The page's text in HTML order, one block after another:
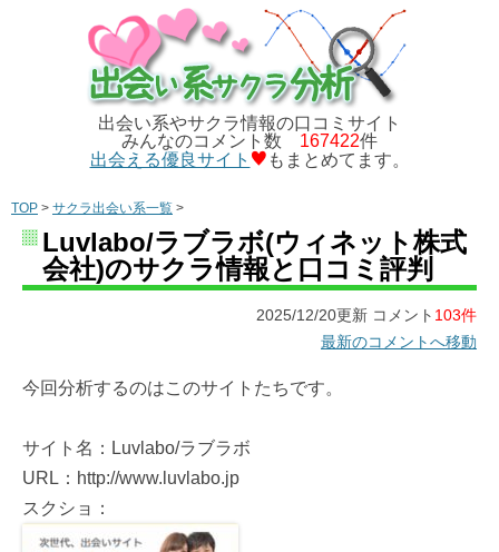
出会い系やサクラ情報の口コミサイト
みんなのコメント数 167422件
出会える優良サイト
もまとめてます。
TOP > サクラ出会い系一覧 >
Luvlabo/ラブラボ(ウィネット株式
会社)のサクラ情報と口コミ評判
2025/12/20更新 コメント 103件
最新のコメントへ移動
今回分析するのはこのサイトたちです。
サイト名：Luvlabo/ラブラボ
URL：http://www.luvlabo.jp
スクショ：